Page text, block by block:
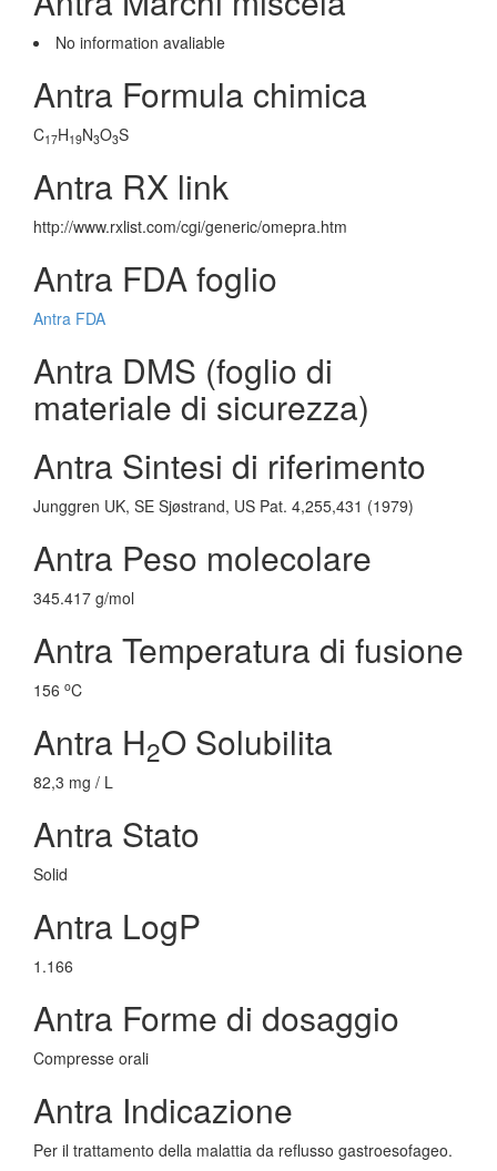
No information avaliable
Antra Formula chimica
C17H19N3O3S
Antra RX link
http://www.rxlist.com/cgi/generic/omepra.htm
Antra FDA foglio
Antra FDA
Antra DMS (foglio di
materiale di sicurezza)
Antra Sintesi di riferimento
Junggren UK, SE Sjøstrand, US Pat. 4,255,431 (1979)
Antra Peso molecolare
345.417 g/mol
Antra Temperatura di fusione
156 oC
Antra H2O Solubilita
82,3 mg / L
Antra Stato
Solid
Antra LogP
1.166
Antra Forme di dosaggio
Compresse orali
Antra Indicazione
Per il trattamento della malattia da reflusso gastroesofageo.